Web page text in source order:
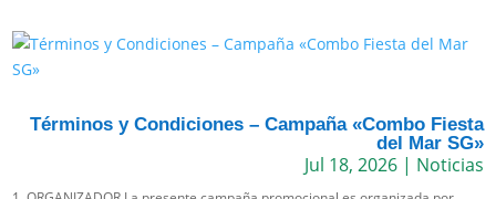
Términos y Condiciones – Campaña «Combo Fiesta
del Mar SG»
Jul 18, 2026| Noticias